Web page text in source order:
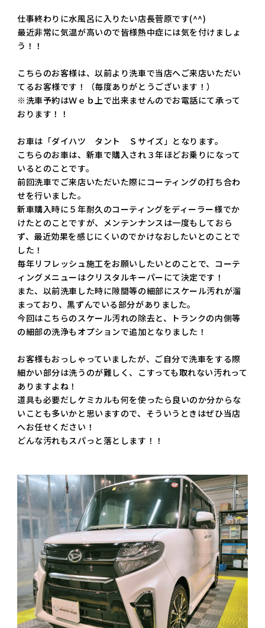
仕事終わりに水風呂に入りたい店長菅原です(^^)
最近非常に気温が高いので皆様熱中症には気を付けましょ
う！！
こちらのお客様は、以前より洗車で当店へご来店いただい
てるお客様です！（毎度ありがとうございます！）
※洗車予約はＷｅｂ上で出来ませんのでお電話にて承って
おります！！
お車は「ダイハツ タント Ｓサイズ」となります。
こちらのお車は、新車で購入され３年ほどお乗りになって
いるとのことです。
前回洗車でご来店いただいた際にコーティングの打ち合わ
せを行いました。
新車購入時に５年耐久のコーティングをディーラー様でか
けたとのことですが、メンテンナンスは一度もしておら
ず、最近効果を感じにくいのでかけなおしたいとのことで
した！
毎年リフレッシュ施工をお願いしたいとのことで、コーテ
ィングメニューはクリスタルキーパーにて決定です！
また、以前洗車した時に隙間等の細部にスケール汚れが溜
まっており、黒ずんでいる部分がありました。
今回はこちらのスケール汚れの除去と、トランクの内側等
の細部の洗浄もオプションで追加となりました！
お客様もおっしゃっていましたが、ご自分で洗車をする際
細かい部分は洗うのが難しく、こすっても取れない汚れって
ありますよね！
道具も必要だしケミカルも何を使ったら良いのか分からな
いことも多いかと思いますので、そういうときはぜひ当店
へお任せください！
どんな汚れもスパっと落とします！！